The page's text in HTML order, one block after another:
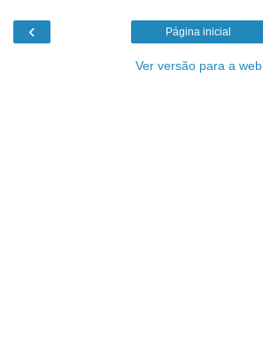
‹ Página inicial
Ver versão para a web